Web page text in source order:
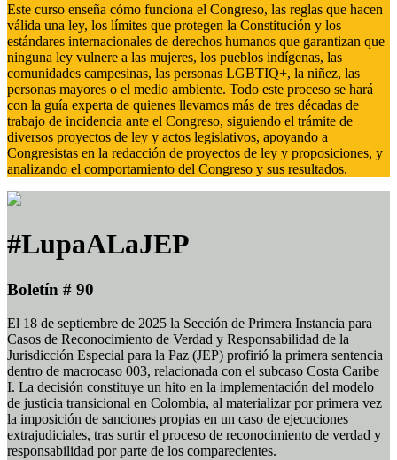
Este curso enseña cómo funciona el Congreso, las reglas que hacen
válida una ley, los límites que protegen la Constitución y los
estándares internacionales de derechos humanos que garantizan que
ninguna ley vulnere a las mujeres, los pueblos indígenas, las
comunidades campesinas, las personas LGBTIQ+, la niñez, las
personas mayores o el medio ambiente. Todo este proceso se hará
con la guía experta de quienes llevamos más de tres décadas de
trabajo de incidencia ante el Congreso, siguiendo el trámite de
diversos proyectos de ley y actos legislativos, apoyando a
Congresistas en la redacción de proyectos de ley y proposiciones, y
analizando el comportamiento del Congreso y sus resultados.
#LupaALaJEP
Boletín # 90
El 18 de septiembre de 2025 la Sección de Primera Instancia para
Casos de Reconocimiento de Verdad y Responsabilidad de la
Jurisdicción Especial para la Paz (JEP) profirió la primera sentencia
dentro de macrocaso 003, relacionada con el subcaso Costa Caribe
I. La decisión constituye un hito en la implementación del modelo
de justicia transicional en Colombia, al materializar por primera vez
la imposición de sanciones propias en un caso de ejecuciones
extrajudiciales, tras surtir el proceso de reconocimiento de verdad y
responsabilidad por parte de los comparecientes.